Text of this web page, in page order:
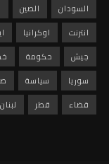
السودان
الصين
انترنت
اوكرانيا
جيش
حكومة
سوريا
سياسة
قضاء
قطر لبنان